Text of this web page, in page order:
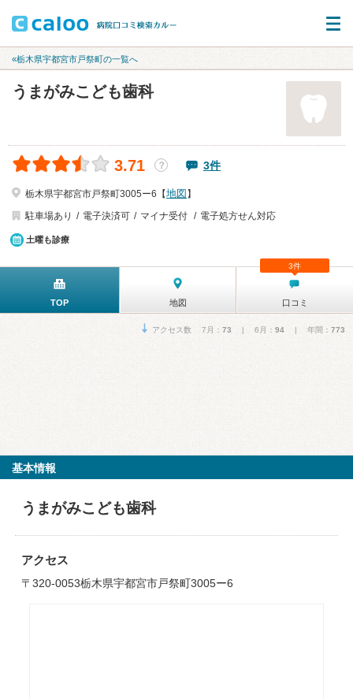
«栃木県宇都宮市戸祭町の一覧へ
うまがみこども歯科
3.71 ？ 3件
栃木県宇都宮市戸祭町3005ー6【地図 】
駐車場あり
電子決済可 マイナ受付 電子処方せん対応
土曜も診療
TOP 地図 口コミ
3件
アクセス数 7月： 73 | 6月： 94 | 年間： 773
基本情報
うまがみこども歯科
アクセス
〒320-0053栃木県宇都宮市戸祭町3005ー6